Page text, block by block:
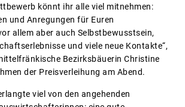
könnt ihr alle viel mitnehmen:
und Anregungen für Euren
allem aber auch Selbstbewusstsein,
und viele neue Kontakte“,
Bezirksbäuerin Christine
der Preisverleihung am Abend.
viel von den angehenden